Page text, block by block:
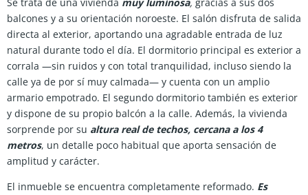
balcones y a su orientación noroeste. El salón disfruta de salida
directa al exterior, aportando una agradable entrada de luz
natural durante todo el día. El dormitorio principal es exterior a
corrala —sin ruidos y con total tranquilidad, incluso siendo la
calle ya de por sí muy calmada— y cuenta con un amplio
armario empotrado. El segundo dormitorio también es exterior
y dispone de su propio balcón a la calle. Además, la vivienda
sorprende por su altura real de techos, cercana a los 4
metros, un detalle poco habitual que aporta sensación de
amplitud y carácter.
El inmueble se encuentra completamente reformado. Es